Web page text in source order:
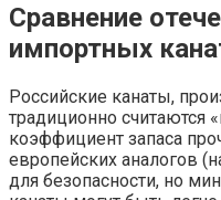
Сравнение
импортных
Российские канаты,
традиционно считаются
коэффициент запаса
европейских аналогов
для безопасности, но